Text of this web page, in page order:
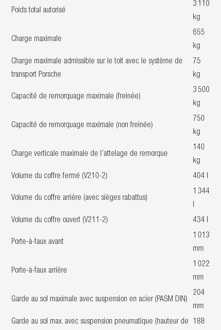
Poids total autorisé
3 110
kg
Charge maximale
655
kg
Charge maximale admissible sur le toit avec le système de
transport Porsche
75
kg
Capacité de remorquage maximale (freinée)
3 500
kg
Capacité de remorquage maximale (non freinée)
750
kg
Charge verticale maximale de l’attelage de remorque
140
kg
Volume du coffre fermé (V210-2)
404 l
Volume du coffre arrière (avec sièges rabattus)
1 344
l
Volume du coffre ouvert (V211-2)
434 l
Porte-à-faux avant
1 013
mm
Porte-à-faux arrière
1 022
mm
Garde au sol maximale avec suspension en acier (PASM DIN)
204
mm
Garde au sol max. avec suspension pneumatique (hauteur de
188